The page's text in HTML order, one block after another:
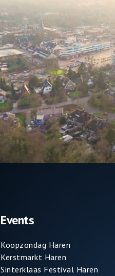
Events
Koopzondag Haren
Kerstmarkt Haren
Sinterklaas Festival Haren